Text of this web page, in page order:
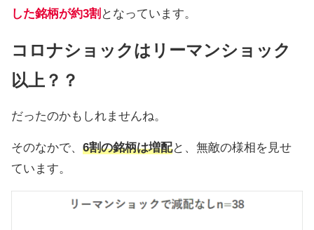
した銘柄が約3割 となっています。
コロナショックはリーマンショック
以上？？
だったのかもしれませんね。
そのなかで、 6割の銘柄は増配と、無敵の様相を見せ
ています。